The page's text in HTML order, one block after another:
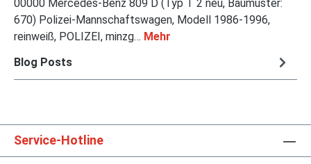
00000 Mercedes-Benz 809 D (Typ T 2 neu, Baumuster:
670) Polizei-Mannschaftswagen, Modell 1986-1996,
reinweiß, POLIZEI, minzg… Mehr
Blog Posts
Service-Hotline